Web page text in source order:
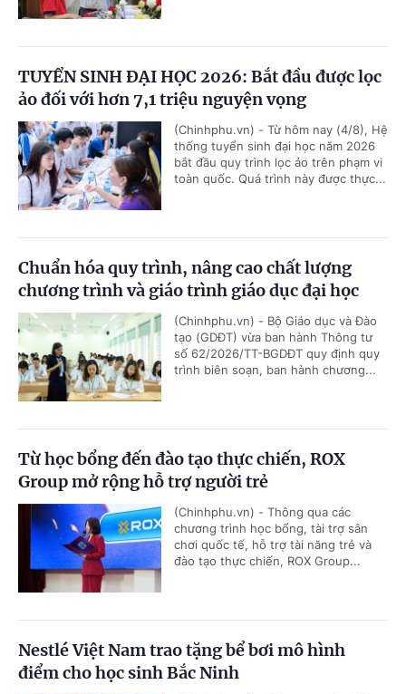
TUYỂN SINH ĐẠI HỌC 2026: Bắt đầu được lọc
ảo đối với hơn 7,1 triệu nguyện vọng
(Chinhphu.vn) - Từ hôm nay (4/8), Hệ
thống tuyển sinh đại học năm 2026
bắt đầu quy trình lọc ảo trên phạm vi
toàn quốc. Quá trình này được thực...
Chuẩn hóa quy trình, nâng cao chất lượng
chương trình và giáo trình giáo dục đại học
(Chinhphu.vn) - Bộ Giáo dục và Đào
tạo (GDĐT) vừa ban hành Thông tư
số 62/2026/TT-BGDĐT quy định quy
trình biên soạn, ban hành chương...
Từ học bổng đến đào tạo thực chiến, ROX
Group mở rộng hỗ trợ người trẻ
(Chinhphu.vn) - Thông qua các
chương trình học bổng, tài trợ sân
chơi quốc tế, hỗ trợ tài năng trẻ và
đào tạo thực chiến, ROX Group...
Nestlé Việt Nam trao tặng bể bơi mô hình
điểm cho học sinh Bắc Ninh